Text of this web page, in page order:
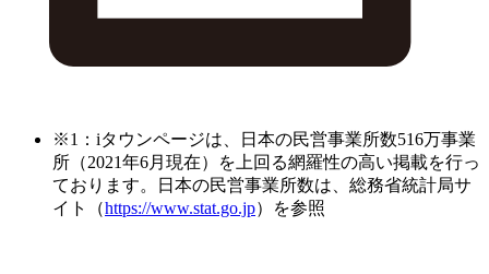
※1：iタウンページは、日本の民営事業所数516万事業
所（2021年6月現在）を上回る網羅性の高い掲載を行っ
ております。日本の民営事業所数は、総務省統計局サ
イト（https://www.stat.go.jp）を参照